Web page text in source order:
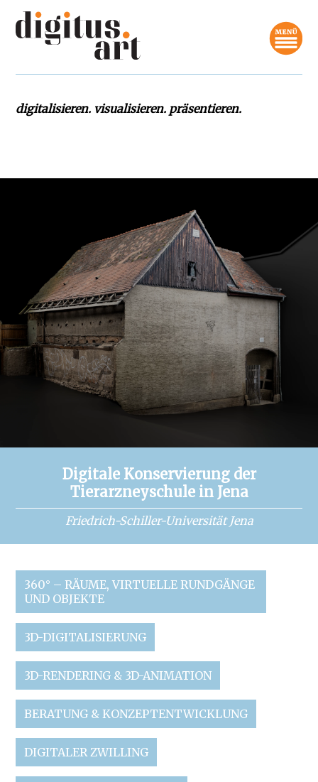
digitalisieren. visualisieren. präsentieren.
Digitale Konservierung der
Tierarzneyschule in Jena
Friedrich-Schiller-Universität Jena
360° – RÄUME, VIRTUELLE RUNDGÄNGE
UND OBJEKTE
3D-DIGITALISIERUNG
3D-RENDERING & 3D-ANIMATION
BERATUNG & KONZEPTENTWICKLUNG
DIGITALER ZWILLING